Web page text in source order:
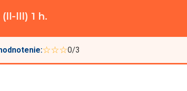
lll) 1 h.
☆☆☆0/3